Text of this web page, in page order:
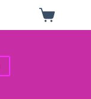
Panier
d’achat